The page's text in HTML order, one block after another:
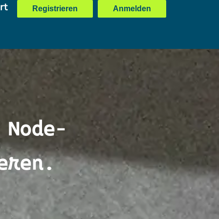
Registrieren Anmelden